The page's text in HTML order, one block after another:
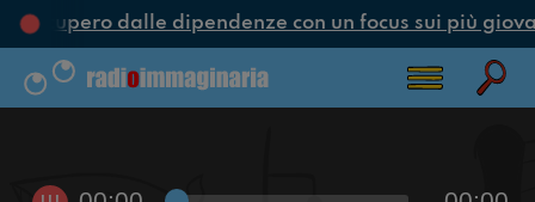
recupero dalle dipendenze con un focus sui più